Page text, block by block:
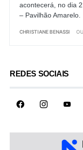
acontecerá, no dia
– Pavilhão Amarelo.
CHRISTIANE BENASSI
REDES SOCIAIS